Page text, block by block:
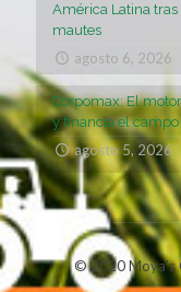
América Latina
mautes
agosto 6, 2026
Corpomax: El
y financia el
agosto 5, 2026
© 2020 Moya's